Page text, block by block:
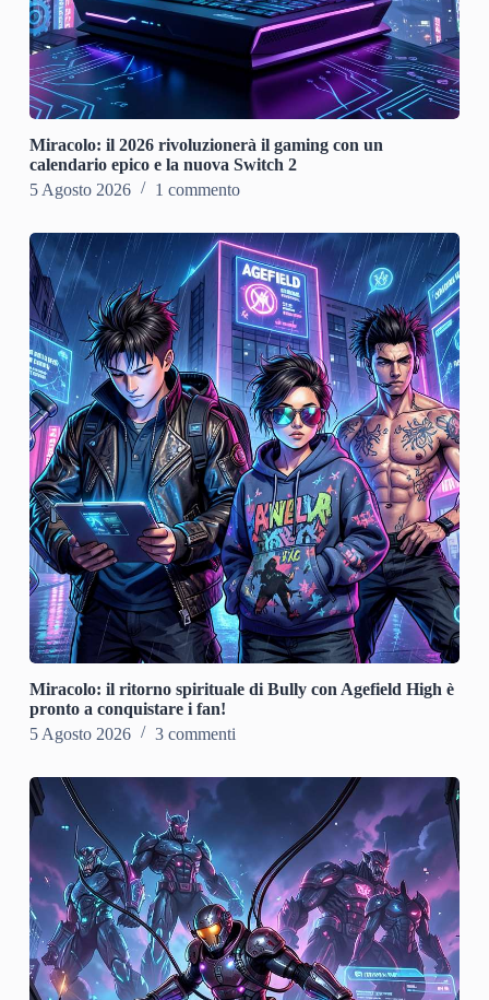
Miracolo: il 2026 rivoluzionerà il gaming con un
calendario epico e la nuova Switch 2
5 Agosto 2026
1 commento
Miracolo: il ritorno spirituale di Bully con Agefield High è
pronto a conquistare i fan!
5 Agosto 2026
3 commenti